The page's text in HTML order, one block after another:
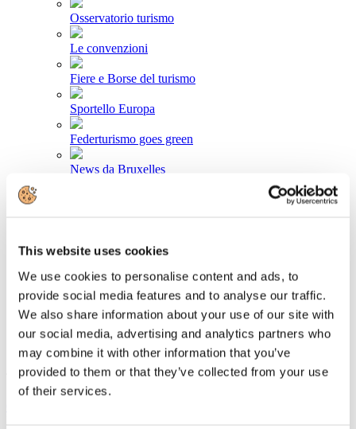
This website uses cookies
We use cookies to personalise content and ads, to
provide social media features and to analyse our traffic.
We also share information about your use of our site with
our social media, advertising and analytics partners who
may combine it with other information that you’ve
provided to them or that they’ve collected from your use
of their services.
Osservatorio turismo
Le convenzioni
Fiere e Borse del turismo
Sportello Europa
Federturismo goes green
News da Bruxelles
Newsletter
Video
Articoli e Interviste
Contatti
Tel. +39 320 57 80 986
Email segreteria@federturismo.it